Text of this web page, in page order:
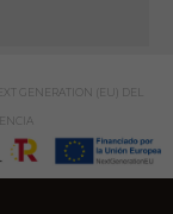
GENERATION (EU) DEL